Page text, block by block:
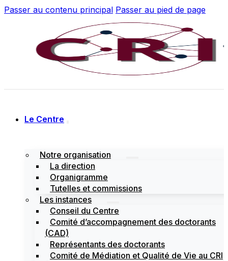
Passer au contenu principal Passer au pied de page
Le Centre
Notre organisation
La direction
Organigramme
Tutelles et commissions
Les instances
Conseil du Centre
Comité d’accompagnement des doctorants
(CAD)
Représentants des doctorants
Comité de Médiation et Qualité de Vie au CRI